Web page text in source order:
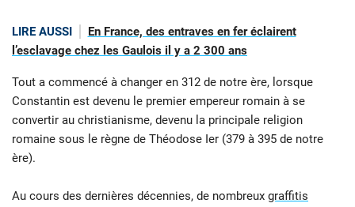
LIRE AUSSI
En France, des entraves en fer éclairent
l’esclavage chez les Gaulois il y a 2 300 ans
Tout a commencé à changer en 312 de notre ère, lorsque
Constantin est devenu le premier empereur romain à se
convertir au christianisme, devenu la principale religion
romaine sous le règne de Théodose Ier (379 à 395 de notre
ère).
Au cours des dernières décennies, de nombreux graffitis